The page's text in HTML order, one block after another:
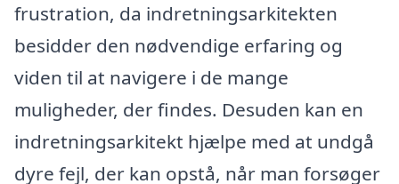
frustration, da indretningsarkitekten
besidder den nødvendige erfaring og
viden til at navigere i de mange
muligheder, der findes. Desuden kan en
indretningsarkitekt hjælpe med at undgå
dyre fejl, der kan opstå, når man forsøger